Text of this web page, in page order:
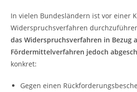
In vielen Bundesländern ist vor einer
Widerspruchsverfahren
das Widerspruchsverfahren in Bezug
Fördermittelverfahren jedoch
konkret:
Gegen einen